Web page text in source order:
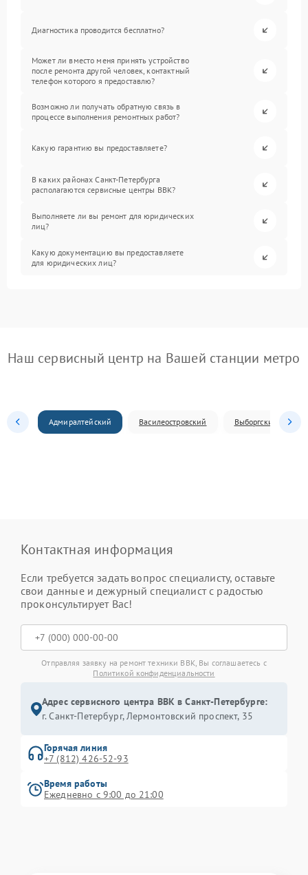
Диагностика проводится бесплатно?
Может ли вместо меня принять устройство
после ремонта другой человек, контактный
телефон которого я предоставлю?
Возможно ли получать обратную связь в
процессе выполнения ремонтных работ?
Какую гарантию вы предоставляете?
В каких районах Санкт-Петербурга
располагаются сервисные центры BBK?
Выполняете ли вы ремонт для юридических
лиц?
Какую документацию вы предоставляете
для юридических лиц?
Наш сервисный центр на Вашей станции метро
Адмиралтейский Василеостровский Выборгский
Контактная информация
Если требуется задать вопрос специалисту, оставьте
свои данные и дежурный специалист с радостью
проконсультирует Вас!
Отправляя заявку на ремонт техники BBK, Вы соглашаетесь с
Политикой конфиденциальности
Адрес сервисного центра BBK в Санкт-Петербурге:
г. Санкт-Петербург, Лермонтовский проспект, 35
Горячая линия
+7 (812) 426-52-93
Время работы
Ежедневно с 9:00 до 21:00